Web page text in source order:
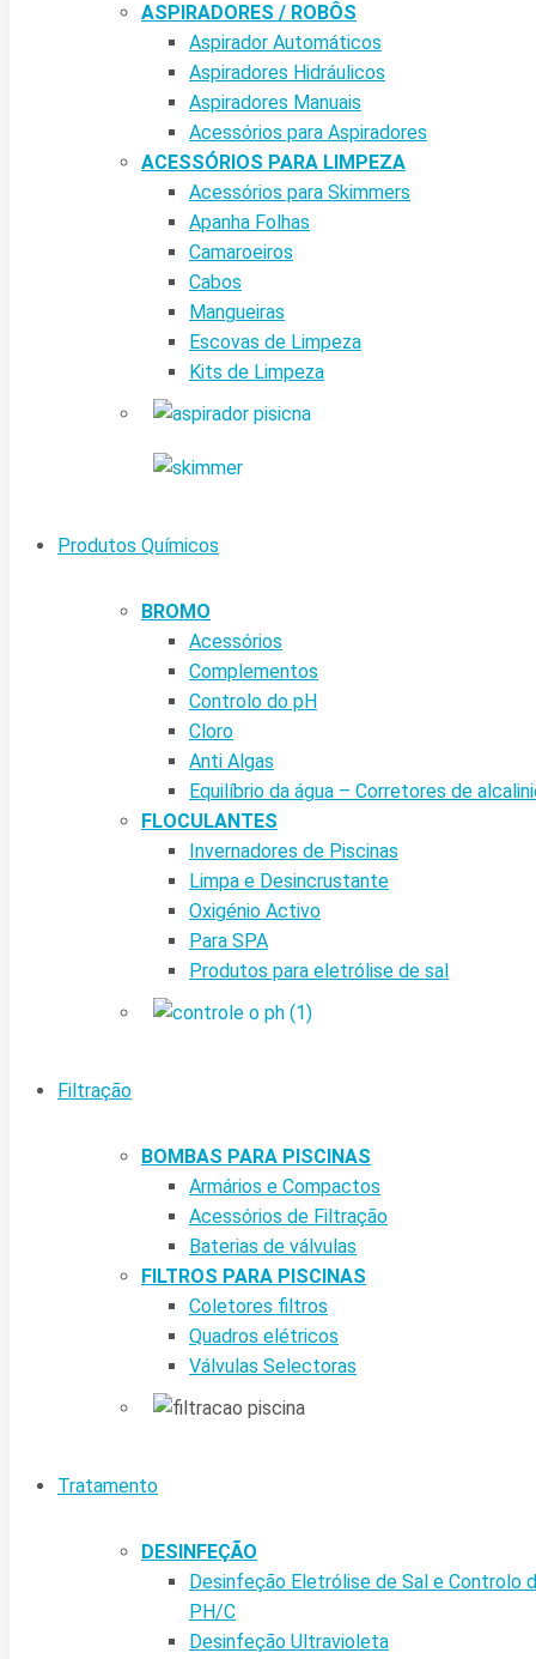
ASPIRADORES / ROBÔS
Aspirador Automáticos
Aspiradores Hidráulicos
Aspiradores Manuais
Acessórios para Aspiradores
ACESSÓRIOS PARA LIMPEZA
Acessórios para Skimmers
Apanha Folhas
Camaroeiros
Cabos
Mangueiras
Escovas de Limpeza
Kits de Limpeza
Produtos Químicos
BROMO
Acessórios
Complementos
Controlo do pH
Cloro
Anti Algas
Equilíbrio da água – Corretores de
FLOCULANTES
Invernadores de Piscinas
Limpa e Desincrustante
Oxigénio Activo
Para SPA
Produtos para eletrólise de sal
Filtração
BOMBAS PARA PISCINAS
Armários e Compactos
Acessórios de Filtração
Baterias de válvulas
FILTROS PARA PISCINAS
Coletores filtros
Quadros elétricos
Válvulas Selectoras
Tratamento
DESINFEÇÃO
Desinfeção Eletrólise de Sal e Controlo
PH/C
Desinfeção Ultravioleta